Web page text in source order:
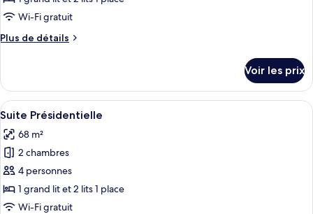
type
chambre :
Wi-Fi gratuit
Plus de détails
Plus
le
type
de
Appartement
Familial
Voir les prix
Afficher
toutes
les
photos
pour
ce
type
Une chambre d’hôtel comprenant
4
Suite Présidentielle
68 m²
2 chambres
4 personnes
1 grand lit et 2 lits 1 place
Wi-Fi gratuit